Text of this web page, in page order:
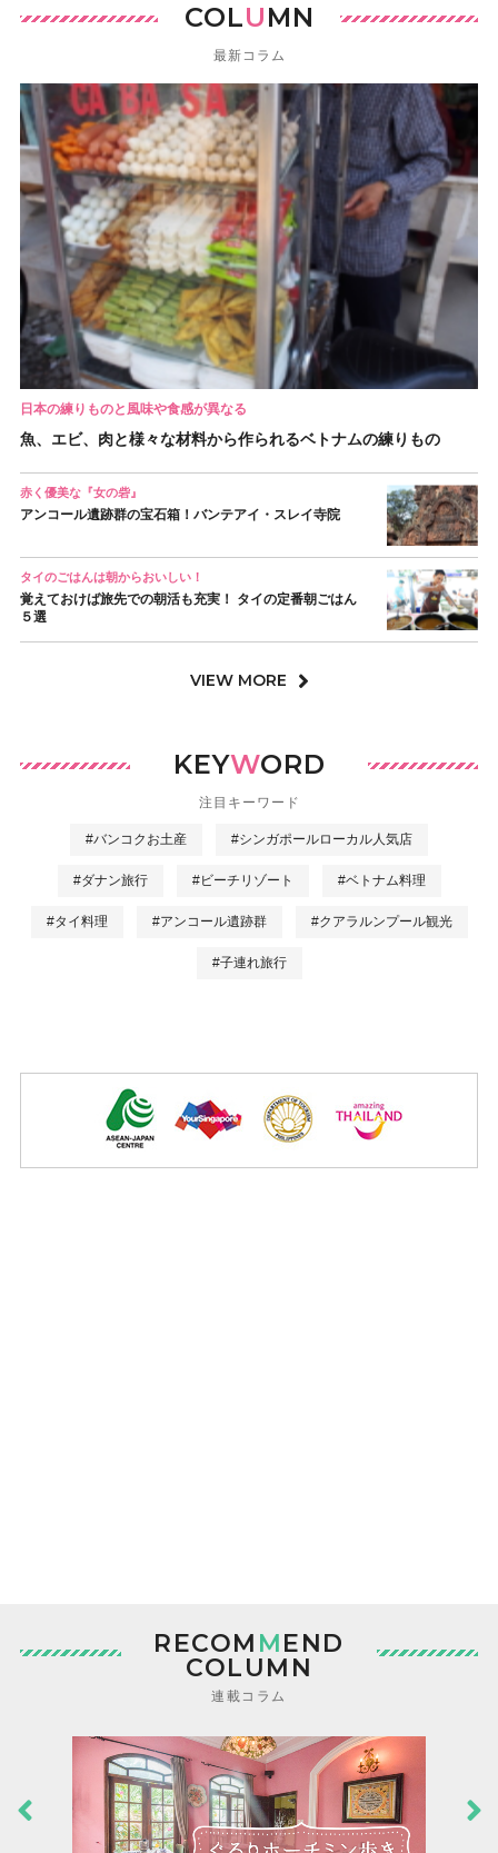
COLUMN
最新コラム
日本の練りものと風味や食感が異なる
魚、エビ、肉と様々な材料から作られるベトナムの練りもの
赤く優美な『女の砦』
アンコール遺跡群の宝石箱！バンテアイ・スレイ寺院
タイのごはんは朝からおいしい！
覚えておけば旅先での朝活も充実！ タイの定番朝ごはん
５選
VIEW MORE
KEYWORD
注目キーワード
#バンコクお土産 #シンガポールローカル人気店
#ダナン旅行 #ビーチリゾート #ベトナム料理
#タイ料理 #アンコール遺跡群 #クアラルンプール観光
#子連れ旅行
RECOM MEND
COLUMN
連載コラム